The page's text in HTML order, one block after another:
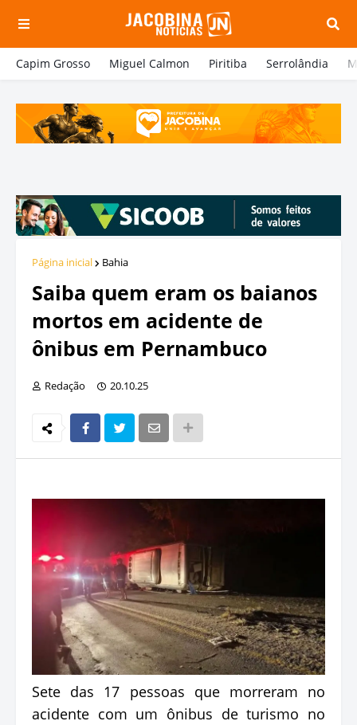
Capim Grosso Miguel Calmon Piritiba Serrolândia
Página inicial Bahia
Saiba quem eram os baianos
mortos em acidente de
ônibus em Pernambuco
Redação 20.10.25
Sete das 17 pessoas que morreram no
acidente com um ônibus de turismo no